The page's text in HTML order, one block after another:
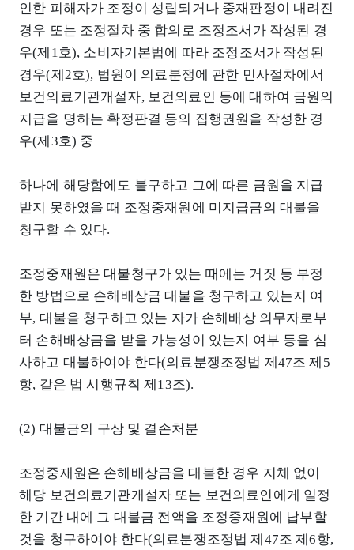
인한 피해자가 조정이 성립되거나 중재판정이 내려진
경우 또는 조정절차 중 합의로 조정조서가 작성된 경
우(제1호), 소비자기본법에 따라 조정조서가 작성된
경우(제2호), 법원이 의료분쟁에 관한 민사절차에서
보건의료기관개설자, 보건의료인 등에 대하여 금원의
지급을 명하는 확정판결 등의 집행권원을 작성한 경
우(제3호) 중
하나에 해당함에도 불구하고 그에 따른 금원을 지급
받지 못하였을 때 조정중재원에 미지급금의 대불을
청구할 수 있다.
조정중재원은 대불청구가 있는 때에는 거짓 등 부정
한 방법으로 손해배상금 대불을 청구하고 있는지 여
부, 대불을 청구하고 있는 자가 손해배상 의무자로부
터 손해배상금을 받을 가능성이 있는지 여부 등을 심
사하고 대불하여야 한다(의료분쟁조정법 제47조 제5
항, 같은 법 시행규칙 제13조).
(2) 대불금의 구상 및 결손처분
조정중재원은 손해배상금을 대불한 경우 지체 없이
해당 보건의료기관개설자 또는 보건의료인에게 일정
한 기간 내에 그 대불금 전액을 조정중재원에 납부할
것을 청구하여야 한다(의료분쟁조정법 제47조 제6항,